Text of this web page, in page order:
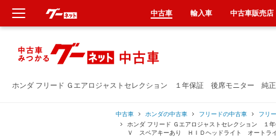
ホンダ フリード Ｇエアロジャストセレクション １年保証 後席モニター 純正
中古車 ホンダの中古車 フリードの中古車 フリ
ホンダ フリード Ｇエアロジャストセレクション
Ｖ スペアキーあり ＨＩＤヘッドライト オート
中古車 輸入車 中古車販売店
新車
中古車